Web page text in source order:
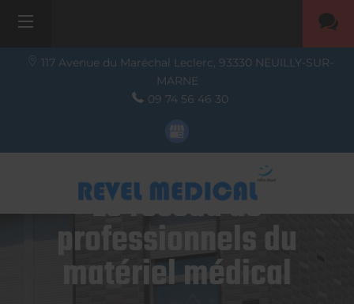
117 Avenue du Maréchal Leclerc, 93330 NEUILLY-SUR-
MARNE
09 74 56 46 30
Le réseau de
professionnels du
matériel médical